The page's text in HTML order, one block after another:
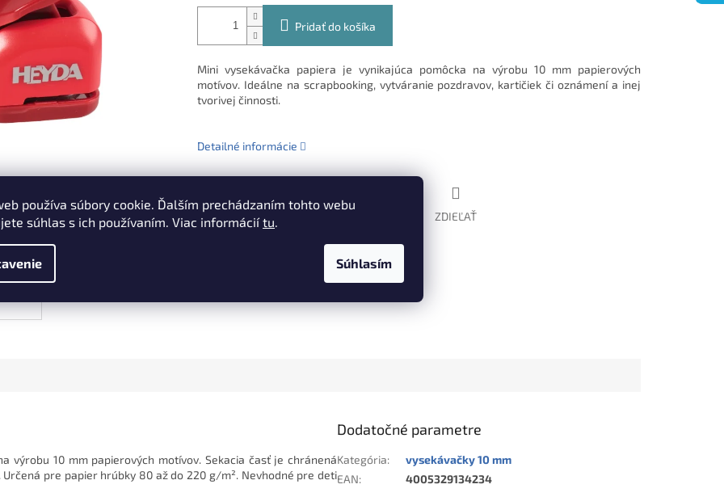
používa súbory cookie. Ďalším prechádzaním tohto webu
súhlas s ich používaním. Viac informáciítu
Súhlasím
Pridať do košíka
Mini vysekávačka papiera je vynikajúca pomôcka na výrobu 10 mm papierových
motívov. Ideálne na scrapbooking, vytváranie pozdravov, kartičiek či oznámení a inej
tvorivej činnosti.
Detailné informácie
TLAČ ZDIEĽAŤ
výrobu 10 mm papierových motívov. Sekacia časť je chránená
pre papier hrúbky 80 až do 220 g/m². Nevhodné pre deti
Dodatočné parametre
Kategória:
vysekávačky 10 mm
EAN: 4005329134234